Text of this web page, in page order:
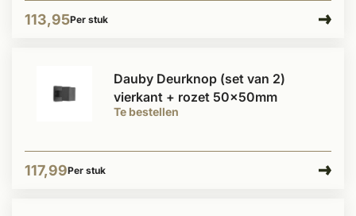
113,95Per stuk
Te bestellen
Dauby Deurknop (set van 2)
vierkant + rozet 50x50mm
117,99Per stuk